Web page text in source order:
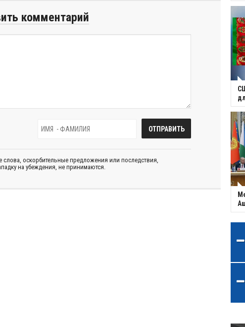
комментарий
слова, оскорбительные предложения или последствия,
на убеждения, не принимаются.